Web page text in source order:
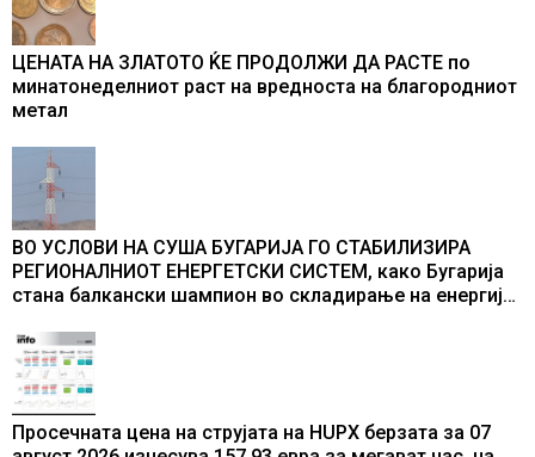
ЦЕНАТА НА ЗЛАТОТО ЌЕ ПРОДОЛЖИ ДА РАСТЕ по
минатонеделниот раст на вредноста на благородниот
метал
ВО УСЛОВИ НА СУША БУГАРИЈА ГО СТАБИЛИЗИРА
РЕГИОНАЛНИОТ ЕНЕРГЕТСКИ СИСТЕМ, како Бугарија
стана балкански шампион во складирање на енергија
Просечната цена на струјата на HUPX берзата за 07